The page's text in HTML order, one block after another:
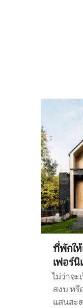
ที่พักใ
เฟอร์นิ
ไม่ว่าจ
สงบ หรื
แสนสะ